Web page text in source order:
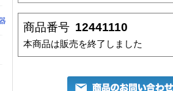
商品番号 12441110
本商品は販売を終了しました